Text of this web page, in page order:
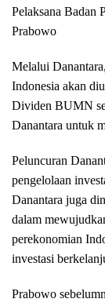
Pelaksana Badan
Prabowo
Melalui
Indonesia akan
Dividen BUMN
Danantara untuk
Peluncuran
pengelolaan
Danantara juga
dalam
perekonomian
investasi
Prabowo